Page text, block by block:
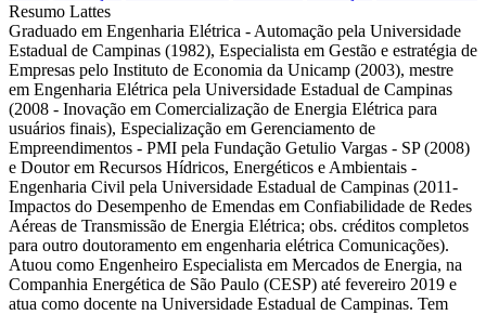
Resumo Lattes
Graduado em Engenharia Elétrica - Automação pela Universidade
Estadual de Campinas (1982), Especialista em Gestão e estratégia de
Empresas pelo Instituto de Economia da Unicamp (2003), mestre
em Engenharia Elétrica pela Universidade Estadual de Campinas
(2008 - Inovação em Comercialização de Energia Elétrica para
usuários finais), Especialização em Gerenciamento de
Empreendimentos - PMI pela Fundação Getulio Vargas - SP (2008)
e Doutor em Recursos Hídricos, Energéticos e Ambientais -
Engenharia Civil pela Universidade Estadual de Campinas (2011-
Impactos do Desempenho de Emendas em Confiabilidade de Redes
Aéreas de Transmissão de Energia Elétrica; obs. créditos completos
para outro doutoramento em engenharia elétrica Comunicações).
Atuou como Engenheiro Especialista em Mercados de Energia, na
Companhia Energética de São Paulo (CESP) até fevereiro 2019 e
atua como docente na Universidade Estadual de Campinas. Tem